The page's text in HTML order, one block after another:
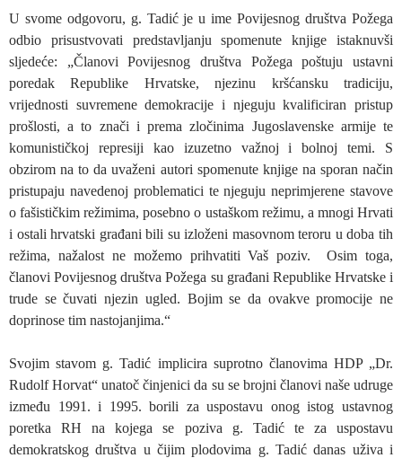
U svome odgovoru, g. Tadić je u ime Povijesnog društva Požega
odbio prisustvovati predstavljanju spomenute knjige istaknuvši
sljedeće: „Članovi Povijesnog društva Požega poštuju ustavni
poredak Republike Hrvatske, njezinu kršćansku tradiciju,
vrijednosti suvremene demokracije i njeguju kvalificiran pristup
prošlosti, a to znači i prema zločinima Jugoslavenske armije te
komunističkoj represiji kao izuzetno važnoj i bolnoj temi. S
obzirom na to da uvaženi autori spomenute knjige na sporan način
pristupaju navedenoj problematici te njeguju neprimjerene stavove
o fašističkim režimima, posebno o ustaškom režimu, a mnogi Hrvati
i ostali hrvatski građani bili su izloženi masovnom teroru u doba tih
režima, nažalost ne možemo prihvatiti Vaš poziv. Osim toga,
članovi Povijesnog društva Požega su građani Republike Hrvatske i
trude se čuvati njezin ugled. Bojim se da ovakve promocije ne
doprinose tim nastojanjima.“
Svojim stavom g. Tadić implicira suprotno članovima HDP „Dr.
Rudolf Horvat“ unatoč činjenici da su se brojni članovi naše udruge
između 1991. i 1995. borili za uspostavu onog istog ustavnog
poretka RH na kojega se poziva g. Tadić te za uspostavu
demokratskog društva u čijim plodovima g. Tadić danas uživa i